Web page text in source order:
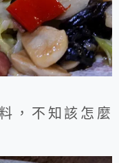
，不知該怎麼